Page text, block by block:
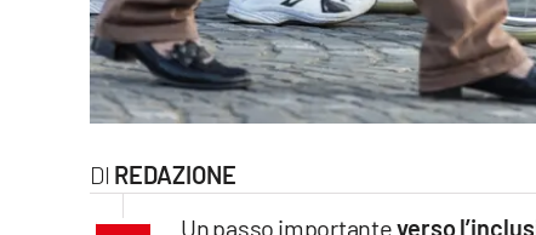
lacitymag.it
cosenzachannel.it
REDAZIONE
Un passo importanteverso